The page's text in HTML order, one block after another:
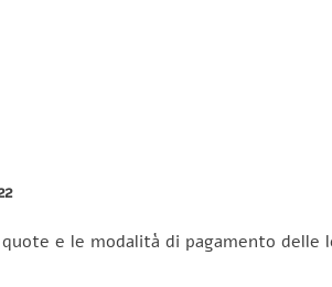
e le modalità di pagamento delle